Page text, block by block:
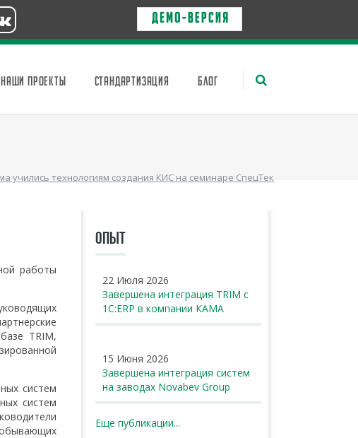
Д Е М О - в е р с и я
НАШИ ПРОЕКТЫ СТАНДАРТИЗАЦИЯ БЛОГ
учились технологиям создания КИС на семинаре СпецТек
работы
TRIM,
систем
систем
ОПЫТ
22 Июля 2026
Завершена интеграция TRIM с
1С:ERP в компании КАМА
15 Июня 2026
Завершена интеграция систем
на заводах Novabev Group
Еще публикации...